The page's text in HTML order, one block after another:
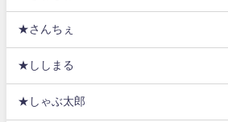
★さんちぇ
★ししまる
★しゃぶ太郎